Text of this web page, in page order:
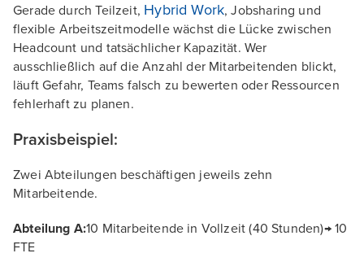
Gerade durch Teilzeit, Hybrid Work, Jobsharing und
flexible Arbeitszeitmodelle wächst die Lücke zwischen
Headcount und tatsächlicher Kapazität. Wer
ausschließlich auf die Anzahl der Mitarbeitenden blickt,
läuft Gefahr, Teams falsch zu bewerten oder Ressourcen
fehlerhaft zu planen.
Praxisbeispiel:
Zwei Abteilungen beschäftigen jeweils zehn
Mitarbeitende.
Abteilung A:10 Mitarbeitende in Vollzeit (40 Stunden)→ 10
FTE